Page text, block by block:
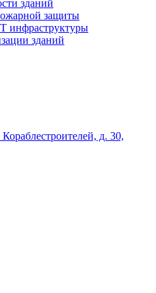
зданий
защиты
инфраструктуры
зданий
д. 30,